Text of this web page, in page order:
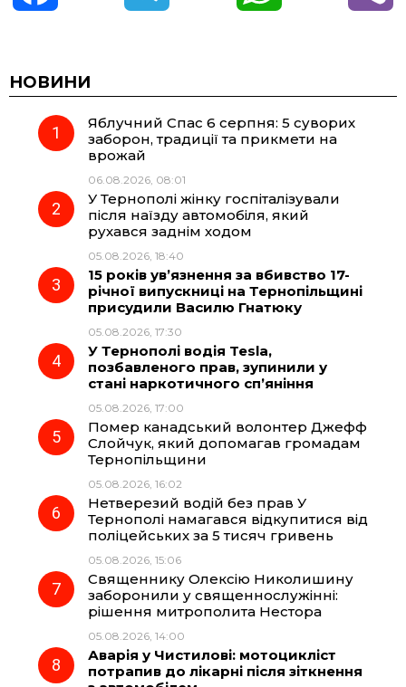
c
e
o
k
e
r
a
m
t
A
p
НОВИНИ
Яблучний Спас 6 серпня: 5 суворих
заборон, традиції та прикмети на
врожай
06.08.2026, 08:01
У Тернополі жінку госпіталізували
після наїзду автомобіля, який
рухався заднім ходом
05.08.2026, 18:40
15 років ув’язнення за вбивство 17-
річної випускниці на Тернопільщині
присудили Василю Гнатюку
05.08.2026, 17:30
У Тернополі водія Tesla,
позбавленого прав, зупинили у
стані наркотичного сп’яніння
05.08.2026, 17:00
Помер канадський волонтер Джефф
Слойчук, який допомагав громадам
Тернопільщини
05.08.2026, 16:02
Нетверезий водій без прав У
Тернополі намагався відкупитися від
поліцейських за 5 тисяч гривень
05.08.2026, 15:06
Священнику Олексію Николишину
заборонили у священнослужінні:
рішення митрополита Нестора
05.08.2026, 14:00
Аварія у Чистилові: мотоцикліст
потрапив до лікарні після зіткнення